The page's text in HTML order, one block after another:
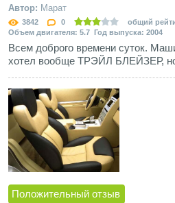
Автор: Марат
3842 0
общий
Объем двигателя: 5.7 Год выпуска: 2004
Всем доброго времени суток.
хотел вообще ТРЭЙЛ БЛЕЙЗЕР, но
Положительный отзыв